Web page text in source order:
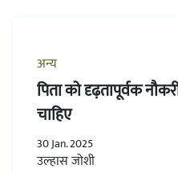
अन्य
पिता को दृढ़तापूर्वक
चाहिए
30 Jan. 2025
उल्हास जोशी